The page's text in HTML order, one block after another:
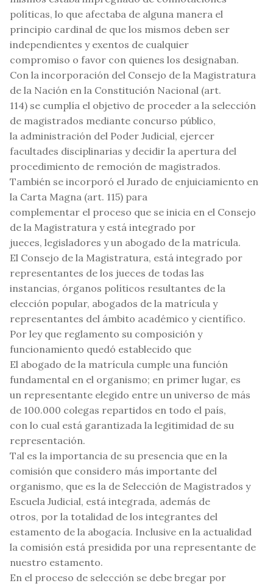
políticas, lo que afectaba de alguna manera el
principio cardinal de que los mismos deben ser
independientes y exentos de cualquier
compromiso o favor con quienes los designaban.
Con la incorporación del Consejo de la Magistratura
de la Nación en la Constitución Nacional (art.
114) se cumplía el objetivo de proceder a la selección
de magistrados mediante concurso público,
la administración del Poder Judicial, ejercer
facultades disciplinarias y decidir la apertura del
procedimiento de remoción de magistrados.
También se incorporó el Jurado de enjuiciamiento en
la Carta Magna (art. 115) para
complementar el proceso que se inicia en el Consejo
de la Magistratura y está integrado por
jueces, legisladores y un abogado de la matrícula.
El Consejo de la Magistratura, está integrado por
representantes de los jueces de todas las
instancias, órganos políticos resultantes de la
elección popular, abogados de la matrícula y
representantes del ámbito académico y científico.
Por ley que reglamento su composición y
funcionamiento quedó establecido que
El abogado de la matrícula cumple una función
fundamental en el organismo; en primer lugar, es
un representante elegido entre un universo de más
de 100.000 colegas repartidos en todo el país,
con lo cual está garantizada la legitimidad de su
representación.
Tal es la importancia de su presencia que en la
comisión que considero más importante del
organismo, que es la de Selección de Magistrados y
Escuela Judicial, está integrada, además de
otros, por la totalidad de los integrantes del
estamento de la abogacía. Inclusive en la actualidad
la comisión está presidida por una representante de
nuestro estamento.
En el proceso de selección se debe bregar por